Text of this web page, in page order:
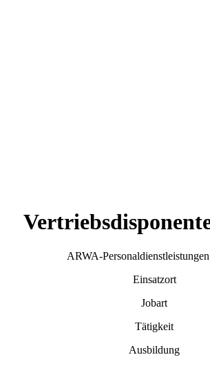
ARWA-
Einsatzort
Jobart
Tätigkeit
Ausbildung